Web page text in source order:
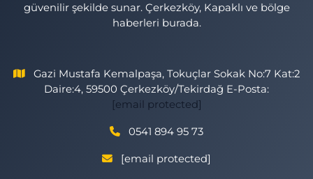
güvenilir şekilde sunar. Çerkezköy, Kapaklı ve bölge
haberleri burada.
Gazi Mustafa Kemalpaşa, Tokuçlar Sokak No:7 Kat:2
Daire:4, 59500 Çerkezköy/Tekirdağ E-Posta:
[email protected]
0541 894 95 73
[email protected]